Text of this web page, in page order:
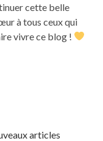
cette belle
à tous ceux qui
vivre ce blog !
articles